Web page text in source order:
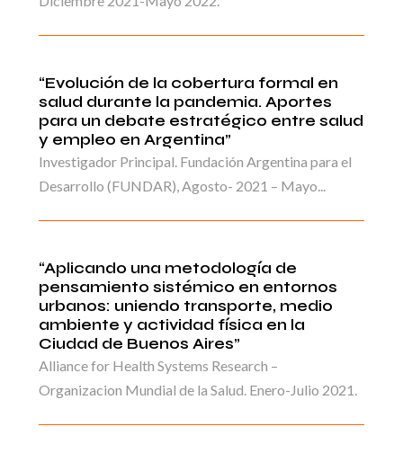
“Evolución de la cobertura formal en
salud durante la pandemia. Aportes
para un debate estratégico entre salud
y empleo en Argentina”
Investigador Principal. Fundación Argentina para el
Desarrollo (FUNDAR), Agosto- 2021 – Mayo...
“Aplicando una metodología de
pensamiento sistémico en entornos
urbanos: uniendo transporte, medio
ambiente y actividad física en la
Ciudad de Buenos Aires”
Alliance for Health Systems Research –
Organizacion Mundial de la Salud. Enero-Julio 2021.